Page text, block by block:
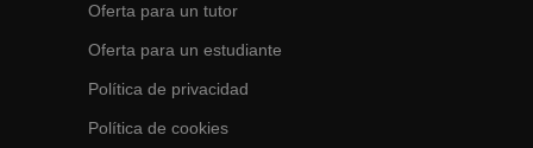
Oferta para un tutor
Oferta para un estudiante
Política de privacidad
Política de cookies